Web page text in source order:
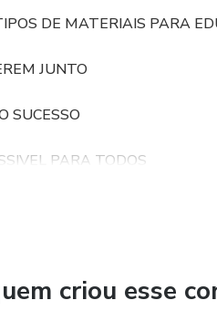
DE MATERIAIS PARA
JUNTO
SUCESSO
PARA TODOS
criou esse